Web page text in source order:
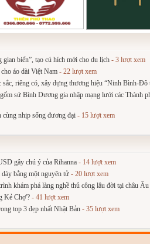
biển”, tạo cú hích mới cho du lịch - 3 lượt xem
áo dài Việt Nam - 22 lượt xem
sắc, riêng có, xây dựng thương hiệu “Ninh Bình-Đô
sứ Bình Dương gia nhập mạng lưới các Thành
nhịp sống đương đại - 15 lượt xem
gây chú ý của Rihanna - 14 lượt xem
bằng một nguyên tử - 20 lượt xem
khám phá làng nghề thủ công lâu đời tại châu Âu
Kẻ Chợ'? - 41 lượt xem
top 3 đẹp nhất Nhật Bản - 35 lượt xem